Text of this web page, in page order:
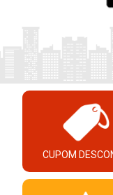
CUPOM